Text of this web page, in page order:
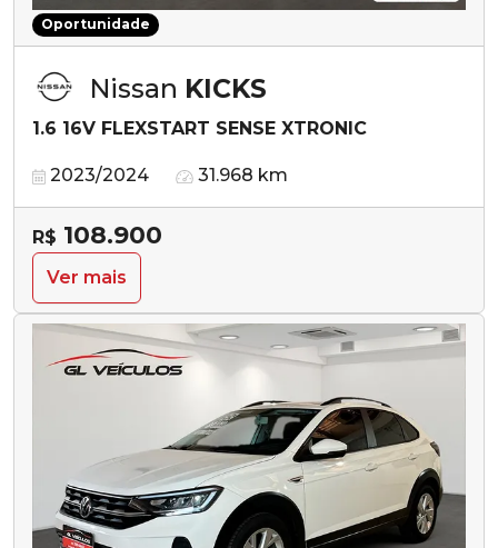
Oportunidade
Nissan KICKS
1.6 16V FLEXSTART SENSE XTRONIC
2023/2024 31.968 km
R$ 108.900
Ver mais